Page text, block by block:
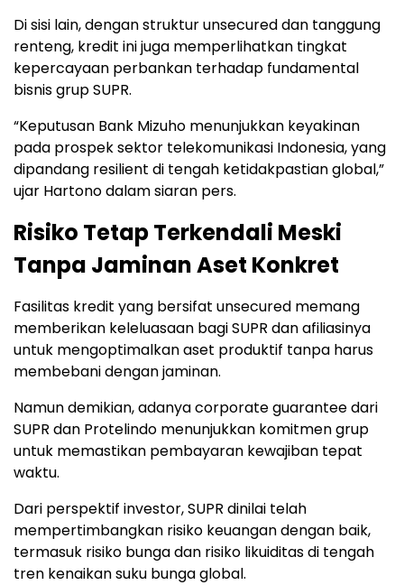
Di sisi lain, dengan struktur unsecured dan tanggung
renteng, kredit ini juga memperlihatkan tingkat
kepercayaan perbankan terhadap fundamental
bisnis grup SUPR.
“Keputusan Bank Mizuho menunjukkan keyakinan
pada prospek sektor telekomunikasi Indonesia, yang
dipandang resilient di tengah ketidakpastian global,”
ujar Hartono dalam siaran pers.
Risiko Tetap Terkendali Meski
Tanpa Jaminan Aset Konkret
Fasilitas kredit yang bersifat unsecured memang
memberikan keleluasaan bagi SUPR dan afiliasinya
untuk mengoptimalkan aset produktif tanpa harus
membebani dengan jaminan.
Namun demikian, adanya corporate guarantee dari
SUPR dan Protelindo menunjukkan komitmen grup
untuk memastikan pembayaran kewajiban tepat
waktu.
Dari perspektif investor, SUPR dinilai telah
mempertimbangkan risiko keuangan dengan baik,
termasuk risiko bunga dan risiko likuiditas di tengah
tren kenaikan suku bunga global.